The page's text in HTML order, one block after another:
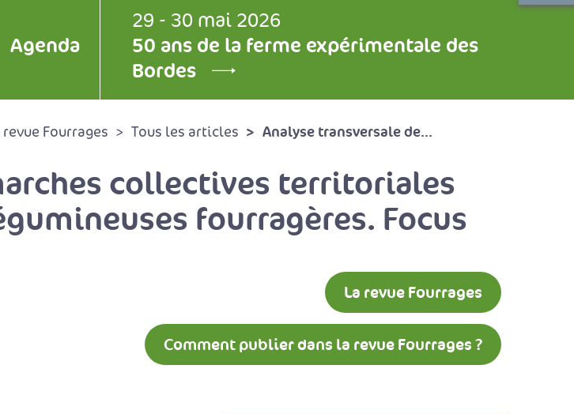
Agenda
29 - 30 mai 2026
50 ans de la ferme expérimentale des
Bordes
revue Fourrages Tous les articles Analyse transversale de...
collectives territoriales
fourragères. Focus
La revue Fourrages
Comment publier dans la revue Fourrages ?